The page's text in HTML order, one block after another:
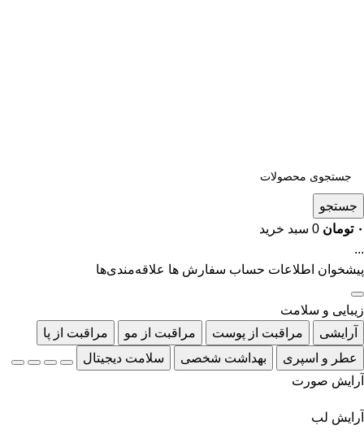
جستجو
۰ تومان 0 سبد خرید
...
پیشخوان اطلاعات حساب سفارش ها علاقه‌مندی‌ها
زیبایی و سلامت
آرایشی
مراقبت از پوست مراقبت از مو
مراقبت از پا
عطر و اسپری
بهداشت شخصی
سلامت دیجیتال
آرایش صورت
آرایش لب